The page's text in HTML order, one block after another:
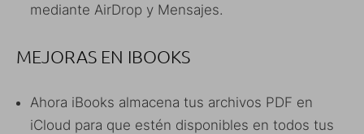
mediante AirDrop y Mensajes.
MEJORAS EN IBOOKS
Ahora iBooks almacena tus archivos PDF en
iCloud para que estén disponibles en todos tus